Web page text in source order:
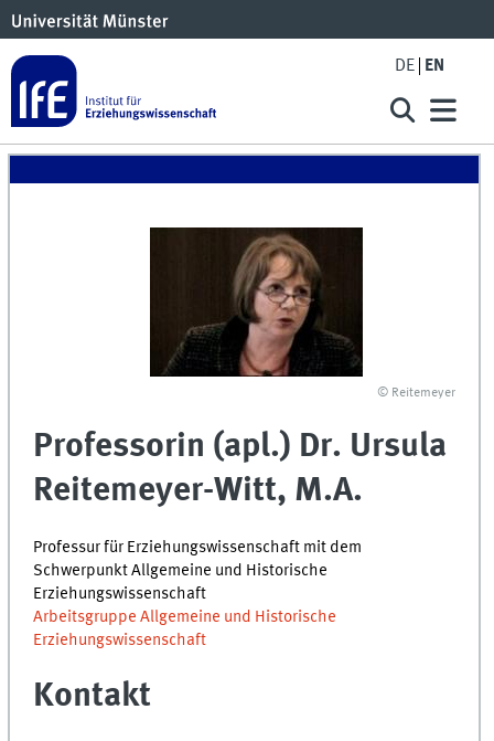
DE EN
© Reitemeyer
Professorin (apl.) Dr. Ursula
Reitemeyer-Witt, M.A.
Professur für Erziehungswissenschaft mit dem
Schwerpunkt Allgemeine und Historische
Erziehungswissenschaft
Arbeitsgruppe Allgemeine und Historische
Erziehungswissenschaft
Kontakt